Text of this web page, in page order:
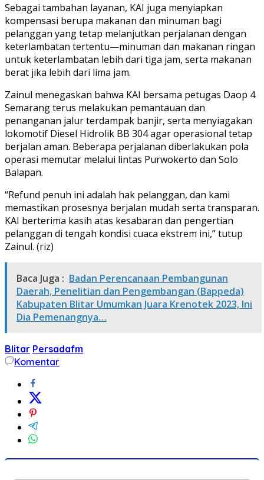
Sebagai tambahan layanan, KAI juga menyiapkan
kompensasi berupa makanan dan minuman bagi
pelanggan yang tetap melanjutkan perjalanan dengan
keterlambatan tertentu—minuman dan makanan ringan
untuk keterlambatan lebih dari tiga jam, serta makanan
berat jika lebih dari lima jam.
Zainul menegaskan bahwa KAI bersama petugas Daop 4
Semarang terus melakukan pemantauan dan
penanganan jalur terdampak banjir, serta menyiagakan
lokomotif Diesel Hidrolik BB 304 agar operasional tetap
berjalan aman. Beberapa perjalanan diberlakukan pola
operasi memutar melalui lintas Purwokerto dan Solo
Balapan.
“Refund penuh ini adalah hak pelanggan, dan kami
memastikan prosesnya berjalan mudah serta transparan.
KAI berterima kasih atas kesabaran dan pengertian
pelanggan di tengah kondisi cuaca ekstrem ini,” tutup
Zainul. (riz)
Baca Juga : Badan Perencanaan Pembangunan
Daerah, Penelitian dan Pengembangan (Bappeda)
Kabupaten Blitar Umumkan Juara Krenotek 2023, Ini
Dia Pemenangnya…
Blitar Persadafm
Komentar